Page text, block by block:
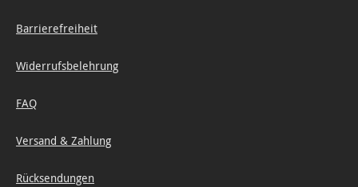
Barrierefreiheit
Widerrufsbelehrung
FAQ
Versand & Zahlung
Rücksendungen